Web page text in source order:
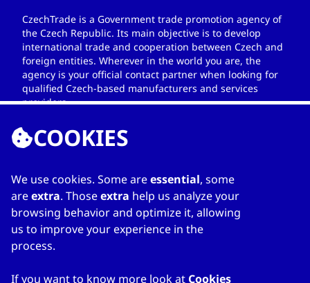
CzechTrade is a Government trade promotion agency of
the Czech Republic. Its main objective is to develop
international trade and cooperation between Czech and
foreign entities. Wherever in the world you are, the
agency is your official contact partner when looking for
qualified Czech-based manufacturers and services
providers.
ССЫЛКИ
Home
О каталоге
Мой список
COOKIES
We use cookies. Some areessential, some
areextra. Thoseextra help us analyze your
browsing behavior and optimize it, allowing
us to improve your experience in the
process.
If you want to know more look at Cookies